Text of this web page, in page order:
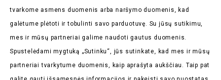
Pirmieji sužinokite apie mūsų naujienas bei taikomas
tvarkome asmens duomenis arba naršymo duomenis, kad
galėtume plėtoti ir tobulinti savo parduotuvę. Su jūsų sutikimu,
mes ir mūsų partneriai galime naudoti gautus duomenis.
Spustelėdami mygtuką „Sutinku“, jūs sutinkate, kad mes ir mūsų
partneriai tvarkytume duomenis, kaip aprašyta aukščiau. Taip pat